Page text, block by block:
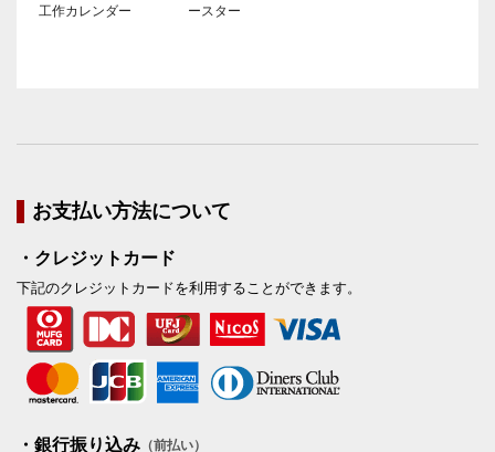
工作カレンダー
ースター
お支払い方法について
・クレジットカード
下記のクレジットカードを利用することができます。
・銀行振り込み （前払い）